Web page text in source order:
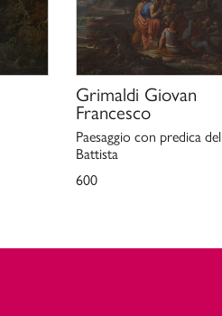
Grimaldi Giovan
Francesco
Paesaggio con predica del
Battista
600